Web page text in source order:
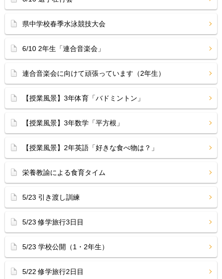
県中学校春季水泳競技大会
6/10 2年生「連合音楽会」
連合音楽会に向けて頑張っています（2年生）
【授業風景】3年体育「バドミントン」
【授業風景】3年数学「平方根」
【授業風景】2年英語「好きな食べ物は？」
栄養教諭による食育タイム
5/23 引き渡し訓練
5/23 修学旅行3日目
5/23 学校公開（1・2年生）
5/22 修学旅行2日目